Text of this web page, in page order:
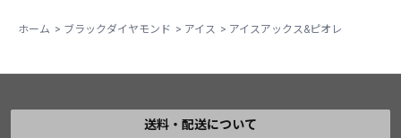
ホーム > ブラックダイヤモンド > アイス > アイスアックス&ピオレ
送料・配送について